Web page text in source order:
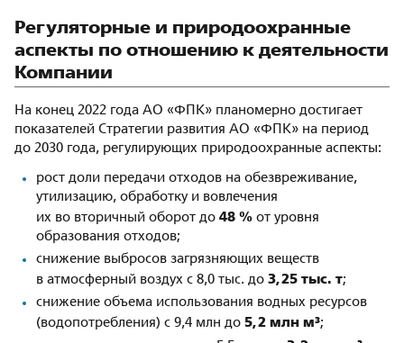
Регуляторные и природоохранные
аспекты по отношению к деятельности
Компании
На конец 2022 года АО «ФПК» планомерно достигает
показателей Стратегии развития АО «ФПК» на период
до 2030 года, регулирующих природоохранные аспекты:
рост доли передачи отходов на обезвреживание,
утилизацию, обработку и вовлечения
их во вторичный оборот до 48 % от уровня
образования отходов;
снижение выбросов загрязняющих веществ
в атмосферный воздух с 8,0 тыс. до 3,25 тыс. т;
снижение объема использования водных ресурсов
(водопотребления) с 9,4 млн до 5,2 млн м³;